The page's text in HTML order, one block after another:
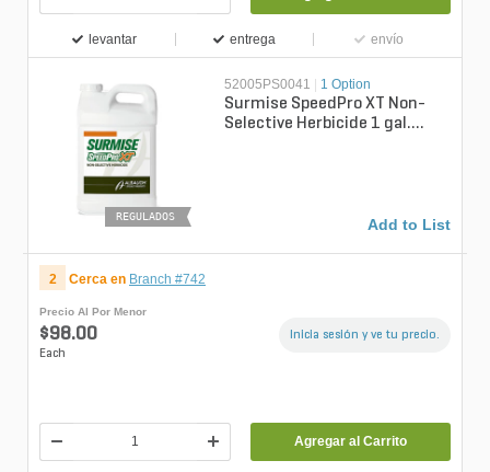
levantar entrega envío
REGULADOS
52005PS0041 1 Option
Surmise SpeedPro XT Non-
Selective Herbicide 1 gal.
Add to List
2 Cerca en Branch #742
Precio Al Por Menor
$98.00
Each
Inicia sesión y ve tu precio.
Agregar al Carrito